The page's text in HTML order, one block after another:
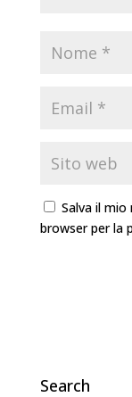
Salva il
browser per la
Search